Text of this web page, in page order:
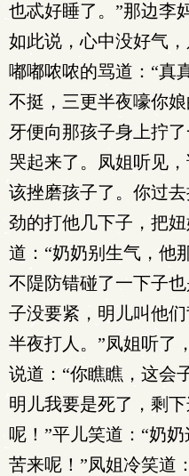
也忒好睡了。”那边李
如此说，心中没好气
嘟嘟哝哝的骂道：“真
不挺，三更半夜嚎你
牙便向那孩子身上拧
哭起来了。凤姐听见
该挫磨孩子了。你过
劲的打他几下子，把
道：“奶奶别生气，他
不隄防错碰了一下子
子没要紧，明儿叫他
半夜打人。”凤姐听了
说道：“你瞧瞧，这会
明儿我要是死了，剩
呢！”平儿笑道：“奶
苦来呢！”凤姐冷笑道